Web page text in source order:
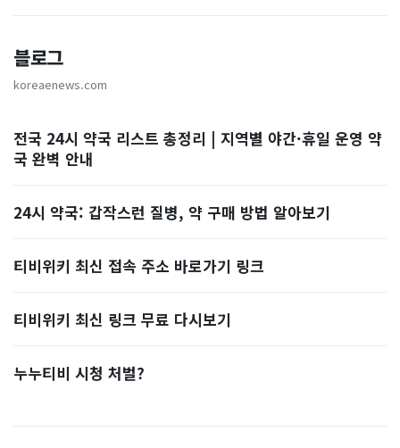
블로그
koreaenews.com
전국 24시 약국 리스트 총정리 | 지역별 야간·휴일 운영 약
국 완벽 안내
24시 약국: 갑작스런 질병, 약 구매 방법 알아보기
티비위키 최신 접속 주소 바로가기 링크
티비위키 최신 링크 무료 다시보기
누누티비 시청 처벌?